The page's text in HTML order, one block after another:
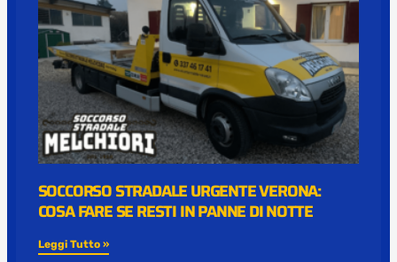
SOCCORSO STRADALE URGENTE VERONA:
COSA FARE SE RESTI IN PANNE DI NOTTE
Leggi Tutto »